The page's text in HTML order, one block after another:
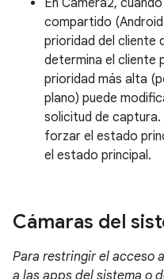
En Camera2,
compartido
prioridad del cliente
determina el cliente
prioridad más alta
plano) puede
solicitud de captura.
forzar el estado
el estado principal.
Cámaras del
Para restringir el acceso
a las apps del sistema o